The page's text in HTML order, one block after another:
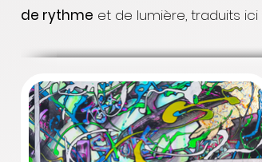
de rythme et de lumière, traduits ici